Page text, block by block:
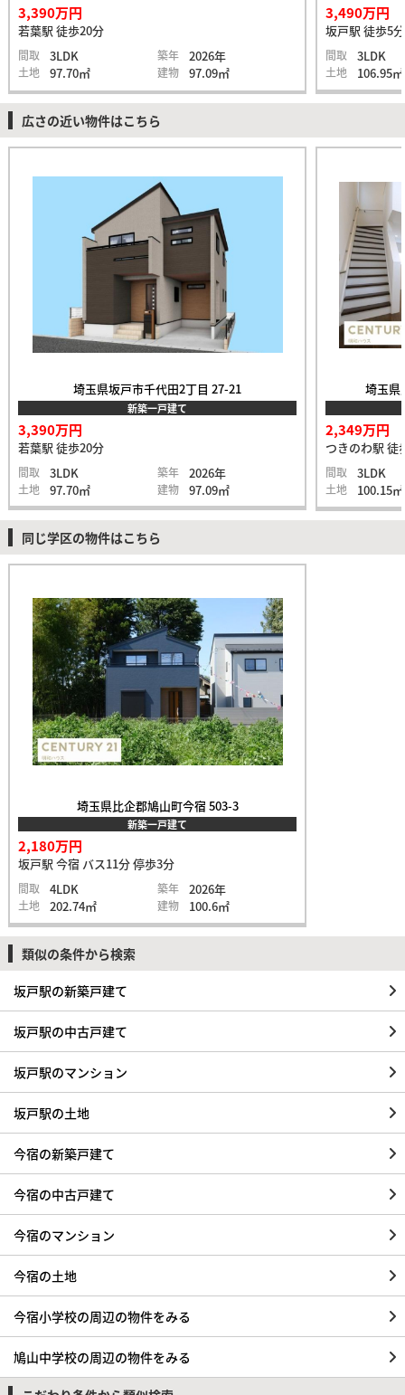
3,390万円
若葉駅 徒歩20分
間取 3LDK 築年 2026年
土地 97.70㎡ 建物 97.09㎡
3,490万円
坂戸駅 徒歩5分
間取 3LDK
土地 106.95㎡
広さの近い物件はこちら
埼玉県坂戸市千代田2丁目 27-21
新築一戸建て
3,390万円
若葉駅 徒歩20分
間取 3LDK 築年 2026年
土地 97.70㎡ 建物 97.09㎡
埼玉県
2,349万円
つきのわ駅 徒
間取 3LDK
土地 100.15㎡
同じ学区の物件はこちら
埼玉県比企郡鳩山町今宿 503-3
新築一戸建て
2,180万円
坂戸駅 今宿 バス11分 停歩3分
間取 4LDK 築年 2026年
土地 202.74㎡ 建物 100.6㎡
類似の条件から検索
坂戸駅の新築戸建て
坂戸駅の中古戸建て
坂戸駅のマンション
坂戸駅の土地
今宿の新築戸建て
今宿の中古戸建て
今宿のマンション
今宿の土地
今宿小学校の周辺の物件をみる
鳩山中学校の周辺の物件をみる